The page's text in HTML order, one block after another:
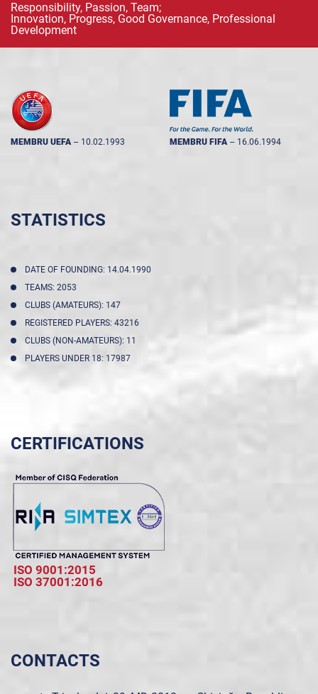
Responsibility, Passion, Team;
Innovation, Progress, Good Governance, Professional
Development
MEMBRU UEFA -- 10.02.1993 MEMBRU FIFA -- 16.06.1994
STATISTICS
DATE OF FOUNDING: 14.04.1990
TEAMS: 2053
CLUBS (AMATEURS): 147
REGISTERED PLAYERS: 43216
CLUBS (NON-AMATEURS): 11
PLAYERS UNDER 18: 17987
CERTIFICATIONS
ISO 9001:2015
ISO 37001:2016
CONTACTS